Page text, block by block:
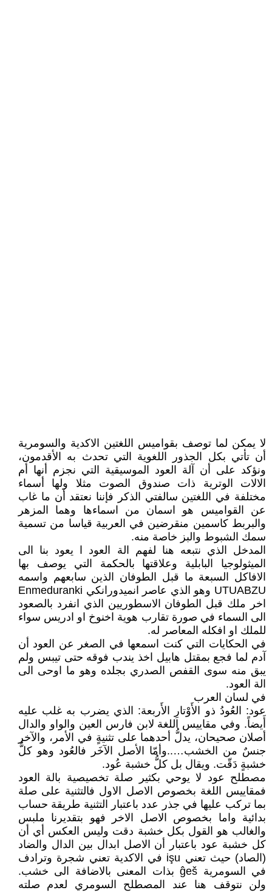
لا يمكن لما توصف بقواميس اللغتين الاكدية والسومرية
أن تأتي بكل الجذور اللغوية التي تحدث به الأقدمون،
ونؤكد على أن آلة العود الموسيقية التي نجزم أنها أم
الالات الوترية ذات صندوق الصوت مثلا ولها أسماء
مختلفة في اللغتين سالفتي الذكر فإننا نعتقد أن ما غاب
عن القواميس هو اسمان من اسماءها وهما المزهر
والبربط كاسمين منقرضين في العربية قياسا من تسمية
سمك الشبوط والبز خاصة منه.
المدخل الذي نتبعه هنا لفهم الة العود ا يعود بنا الى
الميثولوجيا البابلية وعلاقتها بالحكمة التي يوصف بها
الافاكل السبعة ما قبل الطوفان الذين سابعهم واسمه
UTUABZU وهو الذي عاصر انميدورانكي Enmeduranki
اخر ملك قبل الطوفان الاسطوريين الذي انفرد بالصعود
الى السماء في صورة تقارب هوية اخنوخ او ادريس سواء
للملك او افكله المعاصر له.
في الحكايات التي كنت اسمعها في الصغر عن العود أن
آدم لما فجع بمقتل هابيل اخذ يندب فوقه حتى تيبس ولم
يبق منه سوى القفص الصدري بجلده وهو ما اوحى الى
الة العود.
في لسان العرب
عود: العُودُ ذو الأَوْتارِ الأَربعة: الذي يضرب به غلب عليه
أَيضاً. وفي مقاييس اللغة لابن فارس العين والواو والدال
أصلان صحيحان، يدلُّ أحدهما على تثنيةٍ في الأمر، والآخر
جنسٌ من الخشب…..وأمّا الأصل الآخَر فالعُود وهو كلُّ
خشبةٍ دَقّت. ويقال بل كلُّ خشبة عُود.
مصطلح عود لا يوحي بكثير صلة تخصيصية بالة العود
فمقاييس اللغة بخصوص الاصل الاول فالتثنية على صلة
بما تركب عليها في جذر عدد باعتبار التثنية طريقة حساب
بدائية واما بخصوص الاصل الاخر فهو بتقديرنا ملبس
والغالب هو القول بكل خشبة دقت وليس العكس أي أن
كل خشبة عود باعتبار أن الاصل ابدال بين الدال والضاد
(الصاد) حيث تعني işu في الاكدية تعني شجرة وترادف
في السومرية ĝeš بذات المعنى بالاضافة الى خشب.
ولن نتوقف هنا عند المصطلح السومري لعدم صلته